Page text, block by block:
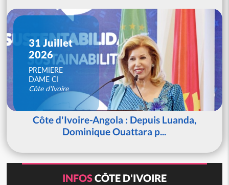
31 Juillet
2026
PREMIERE
DAME CI
Côte d'Ivoire
Côte d'Ivoire-Angola : Depuis Luanda,
Dominique Ouattara p...
INFOSCÔTE D'IVOIRE